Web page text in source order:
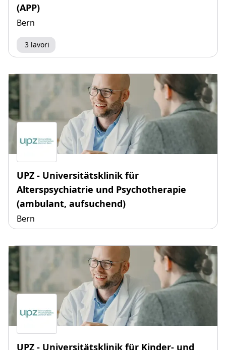
(APP)
Bern
3 lavori
UPZ - Universitätsklinik für
Alterspsychiatrie und Psychotherapie
(ambulant, aufsuchend)
Bern
UPZ - Universitätsklinik für Kinder- und